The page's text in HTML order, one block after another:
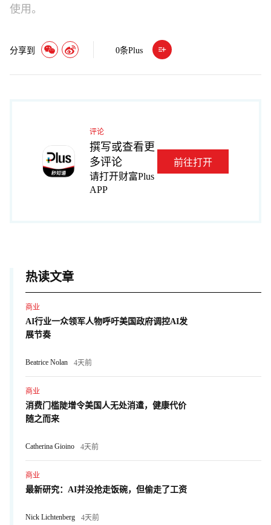
使用。
分享到 0条Plus
评论
撰写或查看更
多评论
请打开财富Plus
APP
前往打开
热读文章
商业
AI行业一众领军人物呼吁美国政府调控AI发
展节奏
Beatrice Nolan 4天前
商业
消费门槛陡增令美国人无处消遣，健康代价
随之而来
Catherina Gioino 4天前
商业
最新研究：AI并没抢走饭碗，但偷走了工资
Nick Lichtenberg 4天前